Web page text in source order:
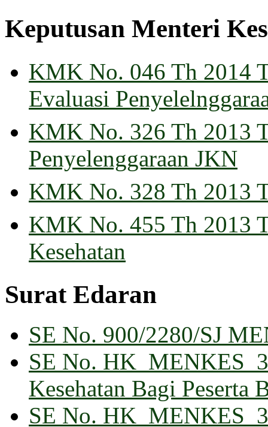
Keputusan Menteri
KMK No. 046 Th 2014
Evaluasi
KMK No. 326 Th 2013
Penyelenggaraan JKN
KMK No. 328 Th 2013
KMK No. 455 Th 2013
Kesehatan
Surat Edaran
SE No. 900/2280/SJ
SE No.
Kesehatan Bagi Peserta
SE No.